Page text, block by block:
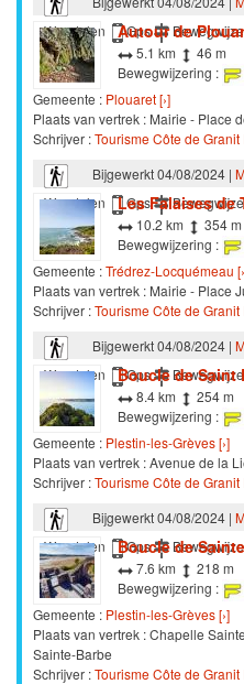
Wandelen
Gps
Autour de
5.1 km
46 m
Bewegwijzering :
Gemeente : Plouaret [›]
Plaats van vertrek : Mairie - Place
Schrijver :Tourisme Côte de Granit
Bijgewerkt 04/08/2024 |
Wandelen
Gps
Les Falaises de
10.2 km
354 m
Bewegwijzering :
Gemeente :Trédrez-Locquémeau
Plaats van vertrek : Mairie - Place
Schrijver :Tourisme Côte de Granit
Bijgewerkt 04/08/2024 |
Wandelen
Gps
Boucle de Saint
8.4 km
254 m
Bewegwijzering :
Gemeente : Plestin-les-Grèves [›]
Plaats van vertrek : Avenue de la
Schrijver :Tourisme Côte de Granit
Bijgewerkt 04/08/2024 |
Wandelen
Gps
Boucle de
7.6 km
218 m
Bewegwijzering :
Gemeente : Plestin-les-Grèves [›]
Plaats van vertrek : Chapelle
Sainte-Barbe
Schrijver :Tourisme Côte de Granit